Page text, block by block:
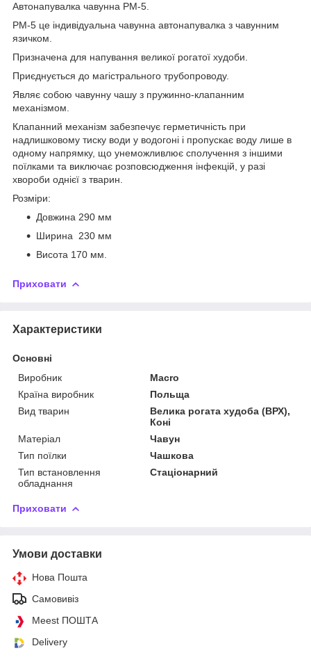
Автонапувалка чавунна РМ-5.
РМ-5 це індивідуальна чавунна автонапувалка з чавунним
язичком.
Призначена для напування великої рогатої худоби.
Приєднується до магістрального трубопроводу.
Являє собою чавунну чашу з пружинно-клапанним
механізмом.
Клапанний механізм забезпечує герметичність при
надлишковому тиску води у водогоні і пропускає воду лише в
одному напрямку, що унеможливлює сполучення з іншими
поїлками та виключає розповсюдження інфекцій, у разі
хвороби однієї з тварин.
Розміри:
Довжина 290 мм
Ширина 230 мм
Висота 170 мм.
Приховати
Характеристики
Основні
Виробник
Macro
Країна виробник
Польща
Вид тварин
Велика рогата худоба (ВРХ),
Коні
Матеріал
Чавун
Тип поїлки
Чашкова
Тип встановлення
обладнання
Стаціонарний
Приховати
Умови доставки
Нова Пошта
Самовивіз
Meest ПОШТА
Delivery